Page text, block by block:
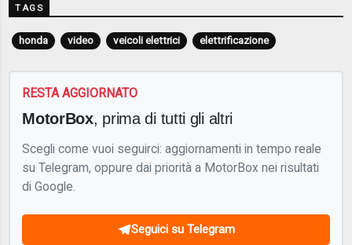
TAGS
honda video veicoli elettrici elettrificazione
RESTA AGGIORNATO
MotorBox, prima di tutti gli altri
Scegli come vuoi seguirci: aggiornamenti in tempo reale
su Telegram, oppure dai priorità a MotorBox nei risultati
di Google.
Seguici su Telegram